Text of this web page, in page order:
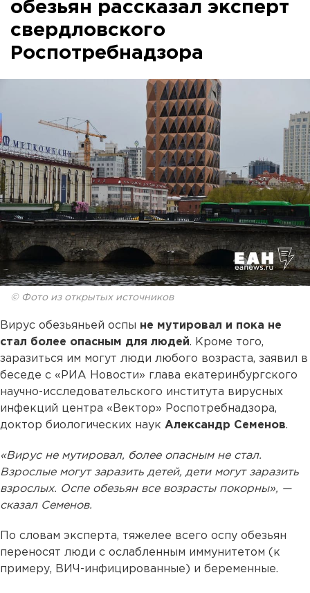
обезьян рассказал эксперт
свердловского
Роспотребнадзора
© Фото из открытых источников
Вирус обезьяньей оспы не мутировал и пока не
стал более опасным для людей. Кроме того,
заразиться им могут люди любого возраста, заявил в
беседе с «РИА Новости» глава екатеринбургского
научно-исследовательского института вирусных
инфекций центра «Вектор» Роспотребнадзора,
доктор биологических наук Александр Семенов.
«Вирус не мутировал, более опасным не стал.
Взрослые могут заразить детей, дети могут заразить
взрослых. Оспе обезьян все возрасты покорны», —
сказал Семенов.
По словам эксперта, тяжелее всего оспу обезьян
переносят люди с ослабленным иммунитетом (к
примеру, ВИЧ-инфицированные) и беременные.